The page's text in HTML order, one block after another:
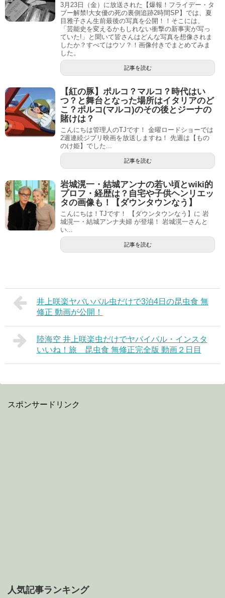
3月23日（金）に放送された【爆報！フライデー・タ
ブー解禁!大女優の死の裏側追跡2時間SP】では、夏
目雅子さん生前最後の写真を公開！！そこには、
「芸能史を変えるかもしれない衝撃の新事実が写っ
ていた!」と聞いて皆さんはどんな写真を想像されま
したか？すべてはウソ？！画像付きでまとめてみま
した。
記事を読む
【紅の豚】ポルコ？マルコ？時代はい
つ？と舞台となった場所はイタリアのど
こ？ポルコ(マルコ)のその後とジーナの
賭けは？
こんにちは管理人のTJです！ 金曜ロードショーでは
2週連続ジブリ映画を放送しますね！ 先週は【もの
のけ姫】でした...
記事を読む
岩城滉一・結城アンナの若い頃とwiki的
プロフ・経歴は？自宅や子供ヘンリエッ
タの画像も！【ダウンタウンなう】
こんにちは！TJです！ 【ダウンタウンなう】に 岩
城滉一・結城アンナ夫婦 が登場！ 岩城滉一さんと
い...
記事を読む
井上咲楽ヤバいバル虫だけで3泊4日の昆虫食 無
修正 動画が公開！
陸海空 井上咲楽虫だけでヤバイバル・インスタ
いいね！旅 昆虫食 無修正完全版 動画２日目
スポンサードリンク
人気記事ランキング